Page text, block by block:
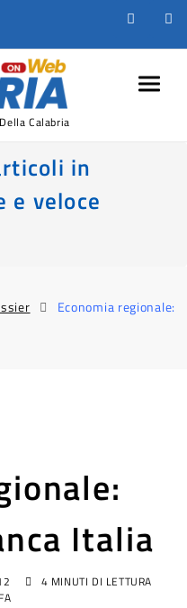
Calabria
in
e veloce
Economia regionale:
Italia
4 MINUTI DI LETTURA